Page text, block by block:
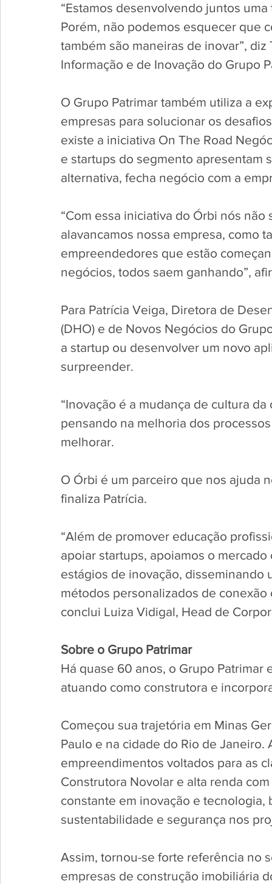
“Estamos desenvolvendo juntos
Porém, não podemos esquecer que
também são maneiras de inovar”,
Informação e de Inovação do Grupo
O Grupo Patrimar também utiliza a
empresas para solucionar os
existe a iniciativa On The Road
e startups do segmento apresentam
alternativa, fecha negócio com a
“Com essa iniciativa do Órbi nós
alavancamos nossa empresa, como
empreendedores que estão
negócios, todos saem ganhando”,
Para Patrícia Veiga, Diretora de
(DHO) e de Novos Negócios do
a startup ou desenvolver um novo
surpreender.
“Inovação é a mudança de cultura
pensando na melhoria dos
melhorar.
O Órbi é um parceiro que nos ajuda
finaliza Patrícia.
“Além de promover educação
apoiar startups, apoiamos o
estágios de inovação, disseminando
métodos personalizados de
conclui Luiza Vidigal, Head de
Sobre o Grupo Patrimar
Há quase 60 anos, o Grupo
atuando como construtora e
Começou sua trajetória em Minas
Paulo e na cidade do Rio de
empreendimentos voltados para as
Construtora Novolar e alta renda
constante em inovação e
sustentabilidade e segurança nos
Assim, tornou-se forte referência no
empresas de construção imobiliária